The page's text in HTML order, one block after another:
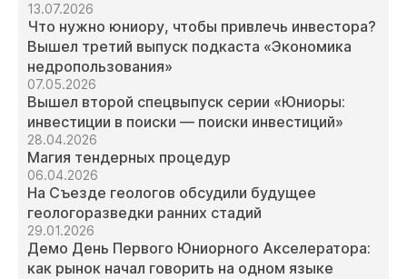
13.07.2026
Что нужно юниору, чтобы привлечь инвестора?
Вышел третий выпуск подкаста «Экономика
недропользования»
07.05.2026
Вышел второй спецвыпуск серии «Юниоры:
инвестиции в поиски — поиски инвестиций»
28.04.2026
Магия тендерных процедур
06.04.2026
На Съезде геологов обсудили будущее
геологоразведки ранних стадий
29.01.2026
Демо День Первого Юниорного Акселератора:
как рынок начал говорить на одном языке